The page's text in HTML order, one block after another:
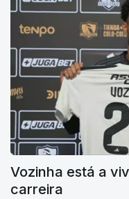
Vozinha está a
carreira